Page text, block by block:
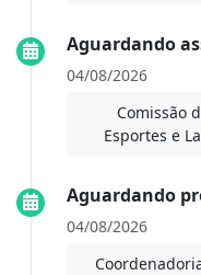
Aguardando
04/08/2026
Comissão
Esportes e
Aguardando
04/08/2026